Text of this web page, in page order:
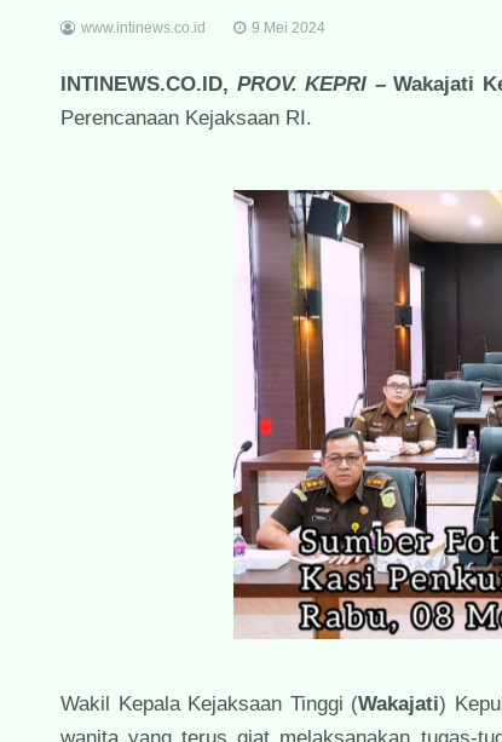
www.intinews.co.id 9 Mei 2024
INTINEWS.CO.ID, PROV. KEPRI – Wakajati
Perencanaan Kejaksaan RI.
Wakil Kepala Kejaksaan Tinggi (Wakajati)